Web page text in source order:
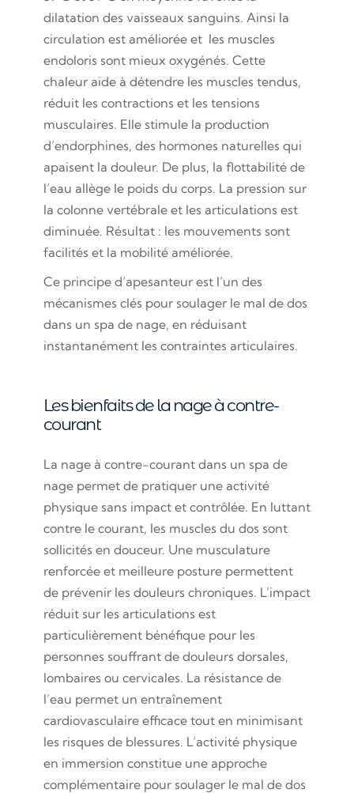
dilatation des vaisseaux sanguins. Ainsi la
circulation est améliorée et les muscles
endoloris sont mieux oxygénés. Cette
chaleur aide à détendre les muscles tendus,
réduit les contractions et les tensions
musculaires. Elle stimule la production
d’endorphines, des hormones naturelles qui
apaisent la douleur. De plus, la flottabilité de
l’eau allège le poids du corps. La pression sur
la colonne vertébrale et les articulations est
diminuée. Résultat : les mouvements sont
facilités et la mobilité améliorée.
Ce principe d’apesanteur est l’un des
mécanismes clés pour soulager le mal de dos
dans un spa de nage, en réduisant
instantanément les contraintes articulaires.
Les bienfaits de la nage à contre-
courant
La nage à contre-courant dans un spa de
nage permet de pratiquer une activité
physique sans impact et contrôlée. En luttant
contre le courant, les muscles du dos sont
sollicités en douceur. Une musculature
renforcée et meilleure posture permettent
de prévenir les douleurs chroniques. L’impact
réduit sur les articulations est
particulièrement bénéfique pour les
personnes souffrant de douleurs dorsales,
lombaires ou cervicales. La résistance de
l’eau permet un entraînement
cardiovasculaire efficace tout en minimisant
les risques de blessures. L’activité physique
en immersion constitue une approche
complémentaire pour soulager le mal de dos